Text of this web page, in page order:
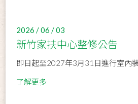
2026 / 06 / 03
新竹家扶中心整修公告
即日起至2027年3月31日進行室內
了解更多